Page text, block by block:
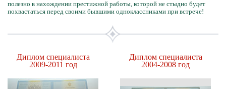
полезно в нахождении престижной работы, которой не стыдно будет
похвастаться перед своими бывшими одноклассниками при встрече!
Диплом специалиста
2009-2011 год
Диплом специалиста
2004-2008 год